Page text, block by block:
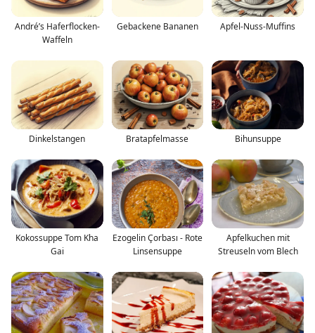
André’s Haferflocken-
Waffeln
Gebackene Bananen Apfel-Nuss-Muffins
Dinkelstangen Bratapfelmasse Bihunsuppe
Kokossuppe Tom Kha
Gai
Ezogelin Çorbası - Rote
Linsensuppe
Apfelkuchen mit
Streuseln vom Blech